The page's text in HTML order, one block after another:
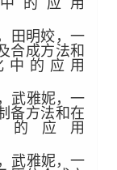
的应用
田明姣，一
合成方法和
的应用
武雅妮，一
备方法和在
应用
武雅妮，一